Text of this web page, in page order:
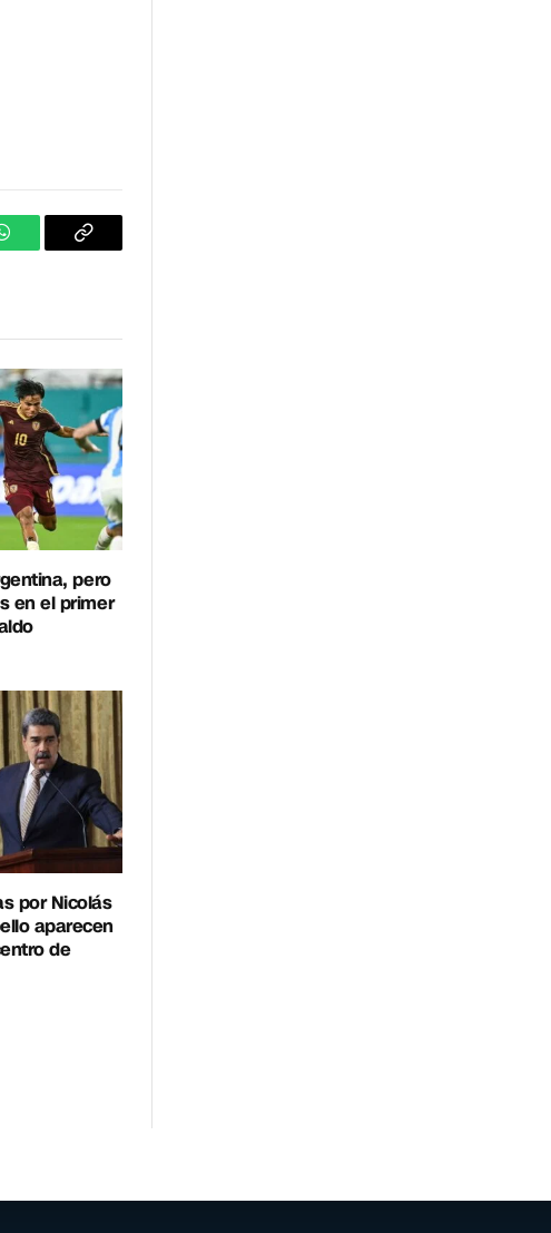
WhatsAppCopiar
pero
en el primer
por Nicolás
aparecen
de